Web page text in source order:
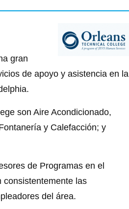
gran
de apoyo y asistencia en la
son Aire Acondicionado,
y Calefacción; y
de Programas en el
consistentemente las
del área.